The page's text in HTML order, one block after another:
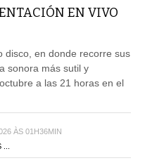
EN VIVO
disco, en donde recorre sus
sonora más sutil y
a las 21 horas en el
ÀS 01H36MIN